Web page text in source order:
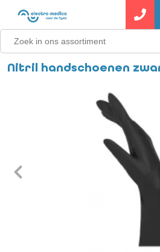
Nitril handschoenen